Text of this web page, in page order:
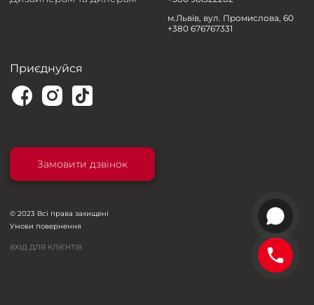
м.Львів, вул. Промислова, 60
+380 676767331
Приєднуйся
Замовити дзвінок
© 2023 Всі права захищені
Умови повернення
ВХІД ДЛЯ КЛІЄНТІВ